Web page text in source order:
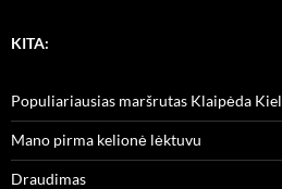
KITA:
Populiariausias maršrutas Klaipėda Kiel
Mano pirma kelionė lėktuvu
Draudimas